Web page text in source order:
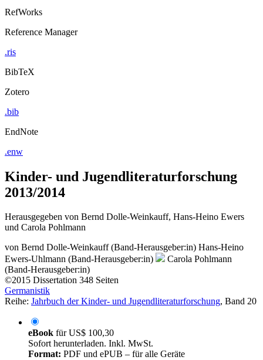
RefWorks
Reference Manager
.ris
BibTeX
Zotero
.bib
EndNote
.enw
Kinder- und Jugendliteraturforschung
2013/2014
Herausgegeben von Bernd Dolle-Weinkauff, Hans-Heino Ewers
und Carola Pohlmann
von Bernd Dolle-Weinkauff (Band-Herausgeber:in) Hans-Heino
Ewers-Uhlmann (Band-Herausgeber:in)
Carola Pohlmann
(Band-Herausgeber:in)
©2015 Dissertation 348 Seiten
Germanistik
Reihe: Jahrbuch der Kinder- und Jugendliteraturforschung, Band 20
eBook fürUS$ 100,30
Sofort herunterladen. Inkl. MwSt.
Format: PDF und ePUB – für alle Geräte